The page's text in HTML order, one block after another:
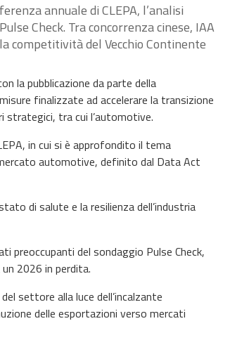
annuale di CLEPA, l’analisi
Check. Tra concorrenza cinese, IAA
competitività del Vecchio Continente
la pubblicazione da parte della
finalizzate ad accelerare la transizione
strategici, tra cui l’automotive.
in cui si è approfondito il tema
automotive, definito dal Data Act
di salute e la resilienza dell’industria
preoccupanti del sondaggio Pulse Check,
2026 in perdita.
settore alla luce dell’incalzante
delle esportazioni verso mercati